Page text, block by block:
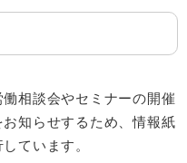
相談会やセミナーの開催
知らせするため、情報紙
ています。